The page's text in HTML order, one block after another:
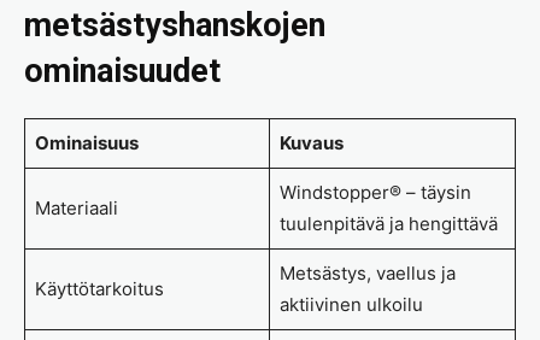
metsästyshanskojen
ominaisuudet
Ominaisuus Kuvaus
Materiaali
Windstopper® – täysin
tuulenpitävä ja hengittävä
Käyttötarkoitus
Metsästys, vaellus ja
aktiivinen ulkoilu